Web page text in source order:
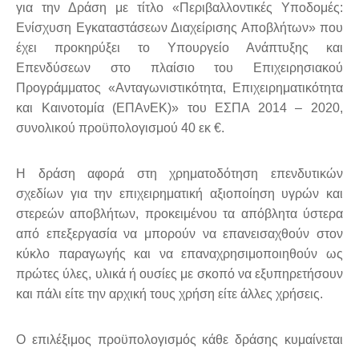
για την Δράση με τίτλο «Περιβαλλοντικές Υποδομές:
Ενίσχυση Εγκαταστάσεων Διαχείρισης Αποβλήτων» που
έχει προκηρύξει το Υπουργείο Ανάπτυξης και
Επενδύσεων στο πλαίσιο του Επιχειρησιακού
Προγράμματος «Ανταγωνιστικότητα, Επιχειρηματικότητα
και Καινοτομία (ΕΠΑνΕΚ)» του ΕΣΠΑ 2014 – 2020,
συνολικού προϋπολογισμού 40 εκ €.
Η δράση αφορά στη χρηματοδότηση επενδυτικών
σχεδίων για την επιχειρηματική αξιοποίηση υγρών και
στερεών αποβλήτων, προκειμένου τα απόβλητα ύστερα
από επεξεργασία να μπορούν να επανεισαχθούν στον
κύκλο παραγωγής και να επαναχρησιμοποιηθούν ως
πρώτες ύλες, υλικά ή ουσίες με σκοπό να εξυπηρετήσουν
και πάλι είτε την αρχική τους χρήση είτε άλλες χρήσεις.
Ο επιλέξιμος προϋπολογισμός κάθε δράσης κυμαίνεται